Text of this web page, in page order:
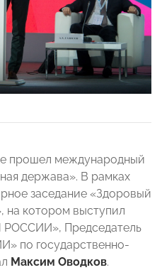
прошел международный
держава». В рамках
заседание «Здоровый
на котором выступил
Председатель
по государственно-
Максим Оводков.